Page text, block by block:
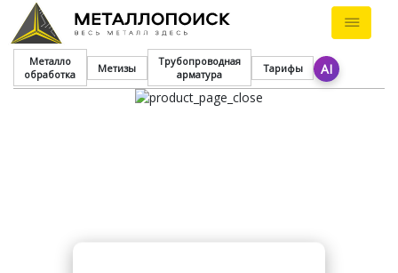
Металло
обработка
Метизы
Трубопроводная
арматура
Тарифы AI